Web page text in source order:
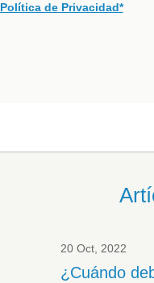
Política de Privacidad*
20 Oct, 2022
¿Cuándo